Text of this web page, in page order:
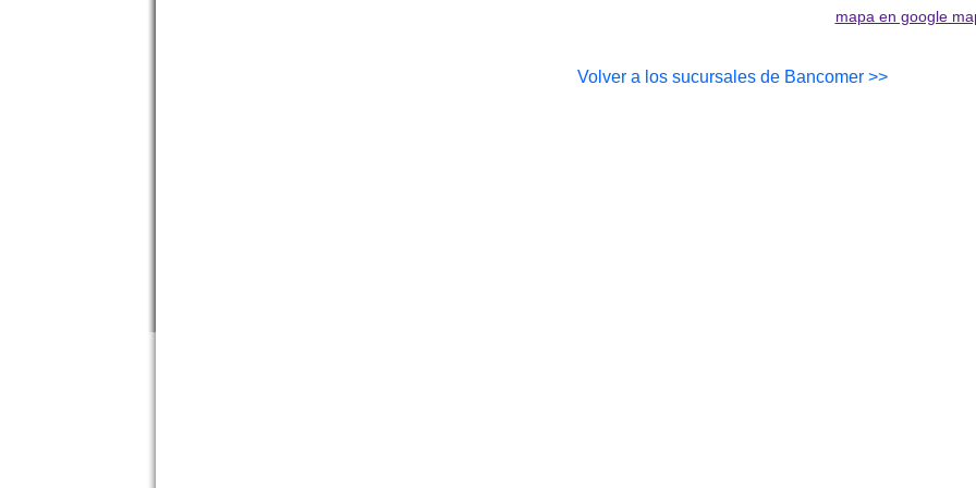
mapa en google
Volver a los sucursales de Bancomer >>